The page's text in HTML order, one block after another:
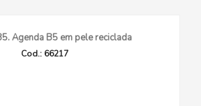
Agenda B5 em pele reciclada
Cod.: 66217